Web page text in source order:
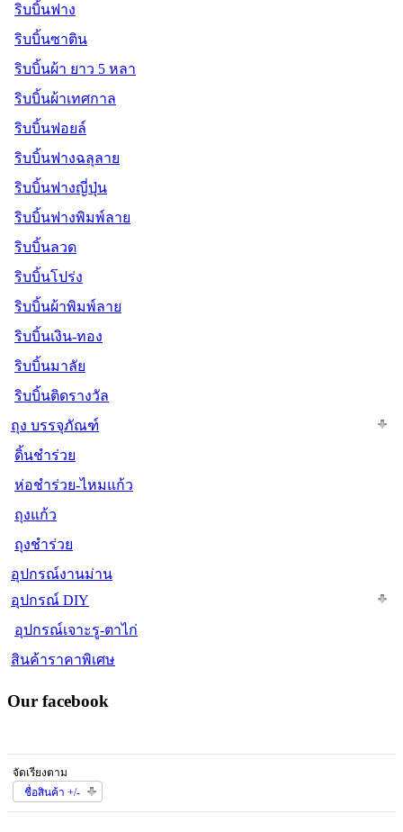
ริบบิ้นฟาง
ริบบิ้นซาติน
ริบบิ้นผ้า ยาว 5 หลา
ริบบิ้นผ้าเทศกาล
ริบบิ้นฟอยล์
ริบบิ้นฟางฉลุลาย
ริบบิ้นฟางญี่ปุ่น
ริบบิ้นฟางพิมพ์ลาย
ริบบิ้นลวด
ริบบิ้นโปร่ง
ริบบิ้นผ้าพิมพ์ลาย
ริบบิ้นเงิน-ทอง
ริบบิ้นมาลัย
ริบบิ้นติดรางวัล
ถุง บรรจุภัณฑ์
ดิ้นชำร่วย
ห่อชำร่วย-ไหมแก้ว
ถุงแก้ว
ถุงชำร่วย
อุปกรณ์งานม่าน
อุปกรณ์ DIY
อุปกรณ์เจาะรู-ตาไก่
สินค้าราคาพิเศษ
Our facebook
จัดเรียงตาม
ชื่อสินค้า +/-